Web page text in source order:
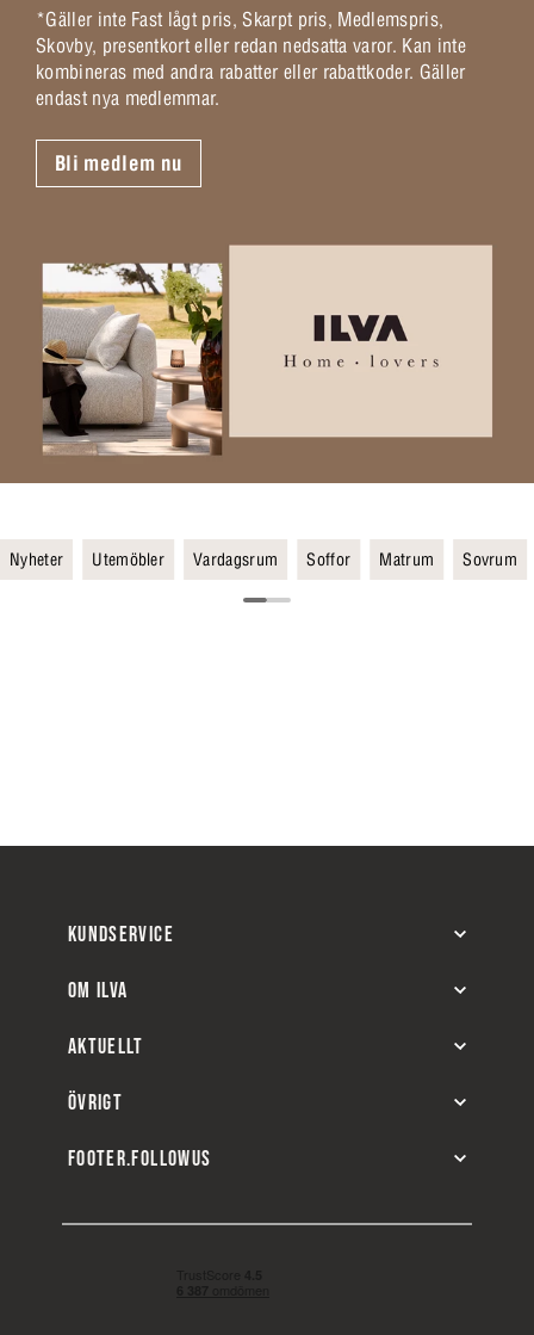
*Gäller inte Fast lågt pris, Skarpt pris, Medlemspris,
Skovby, presentkort eller redan nedsatta varor. Kan inte
kombineras med andra rabatter eller rabattkoder. Gäller
endast nya medlemmar.
Bli medlem nu
Nyheter Utemöbler Vardagsrum Soffor Matrum Sovrum
KUNDSERVICE
OM ILVA
AKTUELLT
ÖVRIGT
FOOTER.FOLLOWUS